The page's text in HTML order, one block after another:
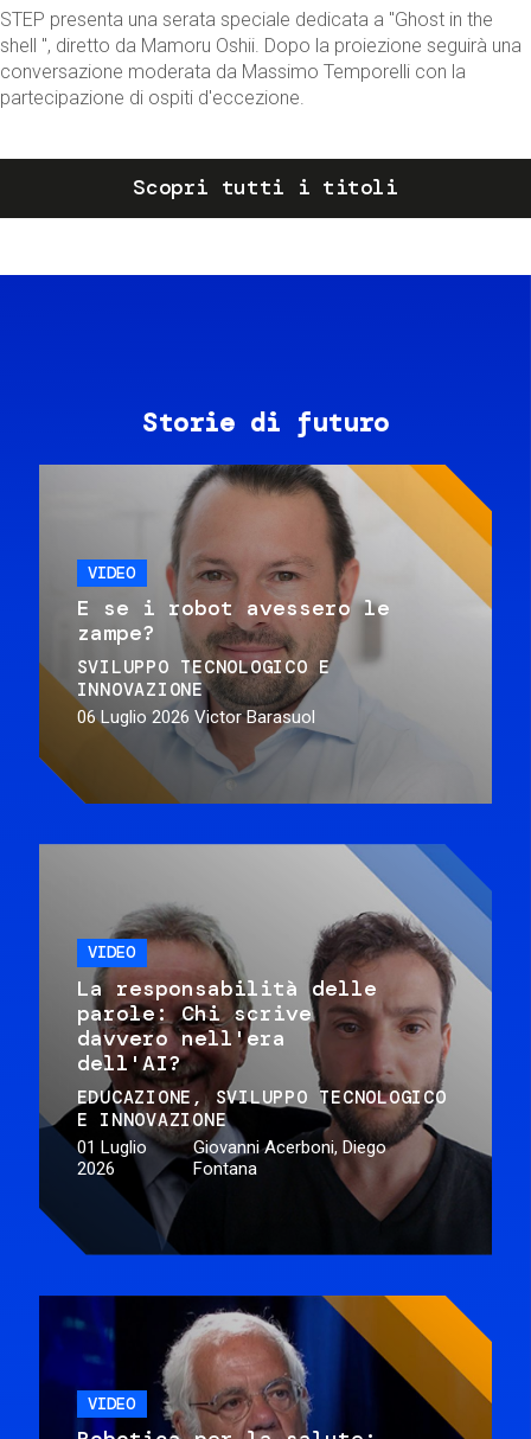
STEP presenta una serata speciale dedicata a "Ghost in the
shell ", diretto da Mamoru Oshii. Dopo la proiezione seguirà una
conversazione moderata da Massimo Temporelli con la
partecipazione di ospiti d'eccezione.
Scopri tutti i titoli
Storie di futuro
VIDEO
E se i robot avessero le
zampe?
SVILUPPO TECNOLOGICO E
INNOVAZIONE
06 Luglio 2026 Victor Barasuol
VIDEO
La responsabilità delle
parole: Chi scrive
davvero nell'era
dell'AI?
EDUCAZIONE
SVILUPPO TECNOLOGICO
E INNOVAZIONE
01 Luglio
2026
Giovanni Acerboni, Diego
Fontana
VIDEO